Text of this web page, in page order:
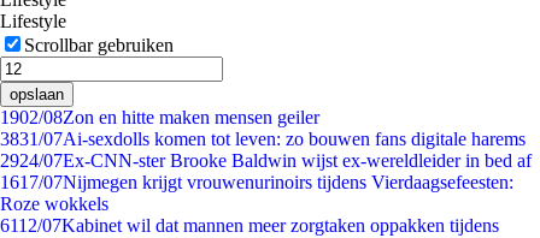
Lifestyle
Scrollbar gebruiken
opslaan
1902/08Zon en hitte maken mensen geiler
3831/07Ai-sexdolls komen tot leven: zo bouwen fans digitale harems
2924/07Ex-CNN-ster Brooke Baldwin wijst ex-wereldleider in bed af
1617/07Nijmegen krijgt vrouwenurinoirs tijdens Vierdaagsefeesten:
Roze wokkels
6112/07Kabinet wil dat mannen meer zorgtaken oppakken tijdens